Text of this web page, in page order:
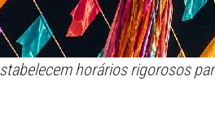
horários rigorosos